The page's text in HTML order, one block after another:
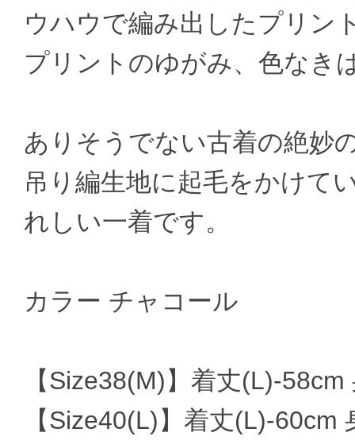
ウハウで編み出したプリン
プリントのゆがみ、色なき
ありそうでない古着の絶妙
吊り編生地に起毛をかけて
れしい一着です。
カラー チャコール
【Size38(M)】着丈(L)-
【Size40(L)】着丈(L)-